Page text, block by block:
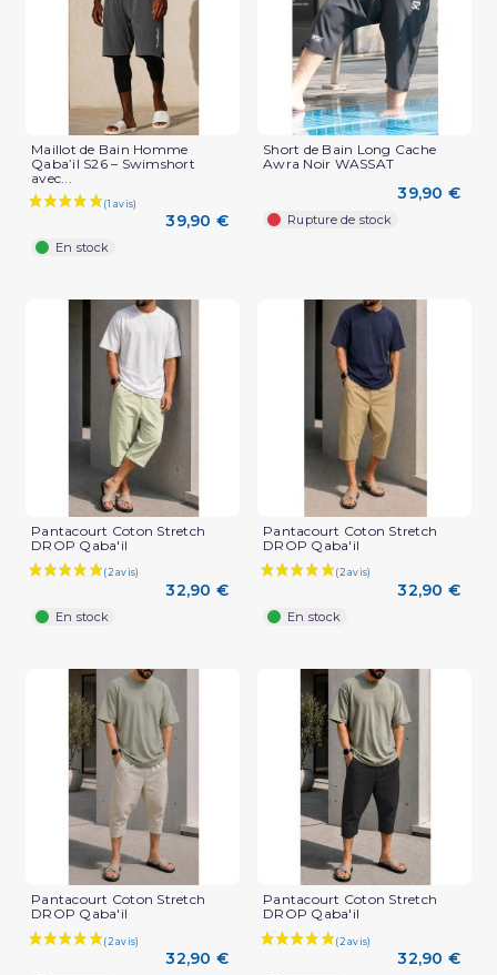
Maillot de Bain Homme
Qaba’il S26 – Swimshort
avec...
39,90 €
En stock
Short de Bain Long Cache
Awra Noir WASSAT
39,90 €
Rupture de stock
Pantacourt Coton Stretch
DROP Qaba'il
32,90 €
En stock
Pantacourt Coton Stretch
DROP Qaba'il
32,90 €
En stock
Pantacourt Coton Stretch
DROP Qaba'il
32,90 €
Pantacourt Coton Stretch
DROP Qaba'il
32,90 €